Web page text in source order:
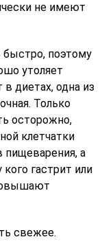
не имеют
быстро, поэтому
утоляет
диетах, одна из
Только
осторожно,
клетчатки
пищеварения, а
гастрит или
свежее.